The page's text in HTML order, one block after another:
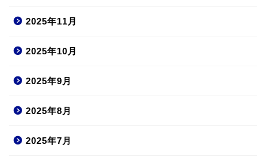
2025年11月
2025年10月
2025年9月
2025年8月
2025年7月